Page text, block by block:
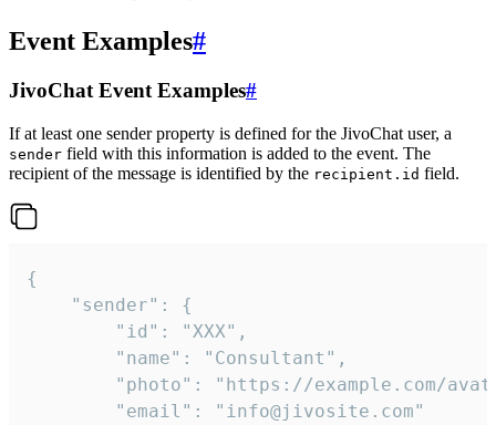
Event Examples#
JivoChat Event Examples#
If at least one sender property is defined for the JivoChat user, a
sender field with this information is added to the event. The
recipient of the message is identified by the recipient.id field.
{